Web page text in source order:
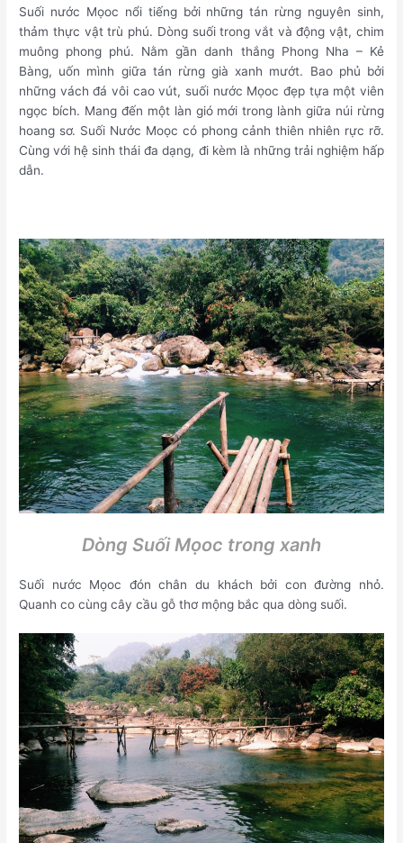
Suối nước Mọoc nổi tiếng bởi những tán rừng nguyên sinh,
thảm thực vật trù phú. Dòng suối trong vắt và động vật, chim
muông phong phú. Nằm gần danh thắng Phong Nha – Kẻ
Bàng, uốn mình giữa tán rừng già xanh mướt. Bao phủ bởi
những vách đá vôi cao vút, suối nước Mọoc đẹp tựa một viên
ngọc bích. Mang đến một làn gió mới trong lành giữa núi rừng
hoang sơ. Suối Nước Moọc có phong cảnh thiên nhiên rực rỡ.
Cùng với hệ sinh thái đa dạng, đi kèm là những trải nghiệm hấp
dẫn.
Dòng Suối Mọoc trong xanh
Suối nước Mọoc đón chân du khách bởi con đường nhỏ.
Quanh co cùng cây cầu gỗ thơ mộng bắc qua dòng suối.